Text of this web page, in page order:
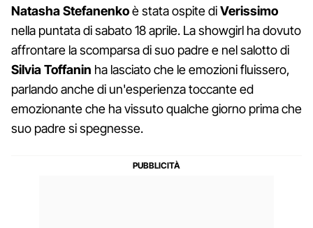
Natasha Stefanenkoè stata ospite diVerissimo
nella puntata di sabato 18 aprile. La showgirl ha dovuto
affrontare la scomparsa di suo padre e nel salotto di
Silvia Toffanin ha lasciato che le emozioni fluissero,
parlando anche di un'esperienza toccante ed
emozionante che ha vissuto qualche giorno prima che
suo padre si spegnesse.